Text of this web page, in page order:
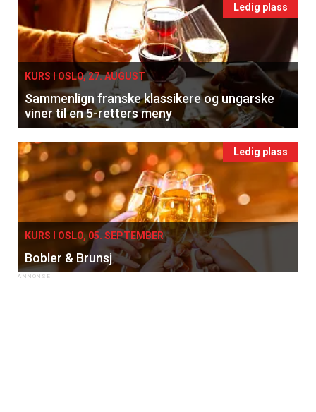
Ledig plass
KURS I OSLO, 27. AUGUST
Sammenlign franske klassikere og ungarske
viner til en 5-retters meny
Ledig plass
KURS I OSLO, 05. SEPTEMBER
Bobler & Brunsj